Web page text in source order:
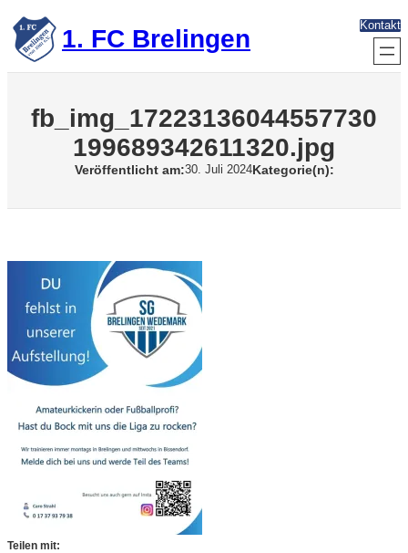
Zum
Inhalt
springen 1. FC Brelingen Kontakt
fb_img_17223136044557730
199689342611320.jpg
Veröffentlicht am:30. Juli 2024Kategorie(n):
Teilen mit: